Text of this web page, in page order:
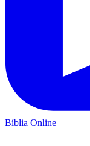
Bíblia Online